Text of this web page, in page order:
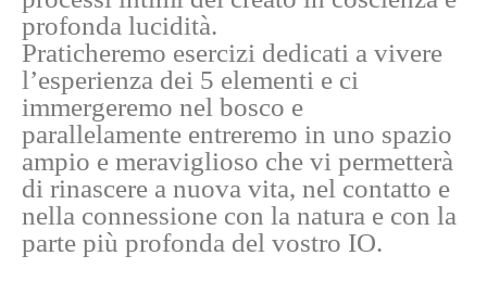
profonda lucidità.
Praticheremo esercizi dedicati a vivere
l’esperienza dei 5 elementi e ci
immergeremo nel bosco e
parallelamente entreremo in uno spazio
ampio e meraviglioso che vi permetterà
di rinascere a nuova vita, nel contatto e
nella connessione con la natura e con la
parte più profonda del vostro IO.